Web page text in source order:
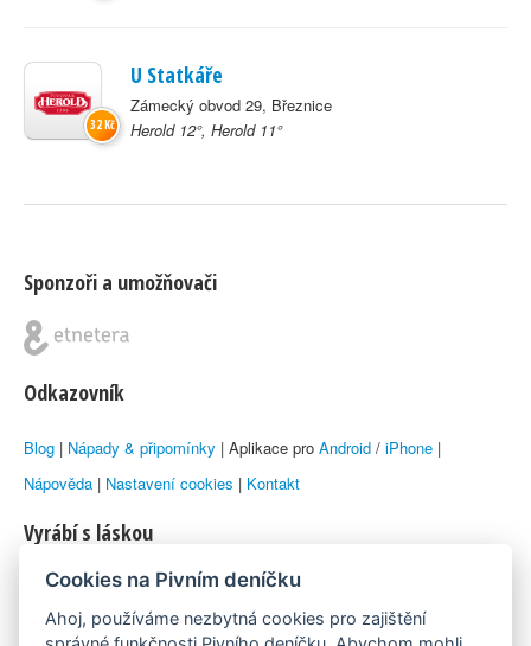
U Statkáře
Zámecký obvod 29, Březnice
Herold 12°, Herold 11°
32 Kč
Sponzoři a umožňovači
Odkazovník
Blog | Nápady & připomínky | Aplikace pro Android / iPhone |
Nápověda | Nastavení cookies | Kontakt
Vyrábí s láskou
© 2010–2026 byLukáš Zemanaka Emka
Cookies na Pivním deníčku
Ahoj, používáme nezbytná cookies pro zajištění